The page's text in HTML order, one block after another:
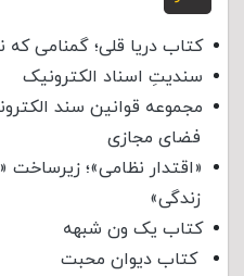
کتاب دریا قلی؛ گمنامی که
سندیتِ اسناد الکترونیک
مجموعه قوانین سند
فضای مجازی
«اقتدار نظامی»؛
زندگی»
کتاب یک ون شبهه
کتاب دیوان محبت